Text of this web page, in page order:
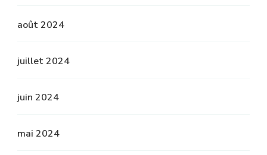
août 2024
juillet 2024
juin 2024
mai 2024